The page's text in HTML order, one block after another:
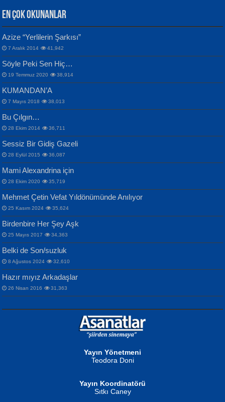
VAHDETTİN YİĞİTCAN
Samimiyet Nedir?...
İPEK ACAR SERT
Gazze’nin Şecaati, Ümmetin İmtihanı...
MAHMUT GÜRBÜZ
İbrahim Olmak ve Bitirebilmek...
NURAN KÖSE BAYDAR
Bülent Sağlam
Mescid-i Aksâ Üstüne Ay!...
Selahattin Yıldız
İdrakimle Üşürken...
Songül Özel
Mahzen...
Ben Deniz Değilim ki...
CAHİT SITKI TARANCI
Otuz Beş Yaş Şiiri...
ERDEM BAYAZIT
Sana, Bana, Vatanıma, Ülkemin
İnsanlarına Dair...
NAZIM HİKMET RAN
Bir Cezaevinde, Tecritteki Adamın
Mektupları...
EN ÇOK OKUNANLAR
Azize “Yerlilerin Şarkısı”
7 Aralık 2014 41,942
Söyle Peki Sen Hiç…
19 Temmuz 2020 38,914
KUMANDAN’A
7 Mayıs 2018 38,013
Bu Çılgın…
28 Ekim 2014 36,711
Sessiz Bir Gidiş Gazeli
28 Eylül 2015 36,087
Mami Alexandrina için
28 Ekim 2020 35,719
Mehmet Çetin Vefat Yıldönümünde Anılıyor
25 Kasım 2024 35,624
Birdenbire Her Şey Aşk
25 Mayıs 2017 34,363
Belki de Son/suzluk
8 Ağustos 2024 32,610
Hazır mıyız Arkadaşlar
26 Nisan 2016 31,363
Yayın Yönetmeni
Teodora Doni
Yayın Koordinatörü
Sıtkı Caney